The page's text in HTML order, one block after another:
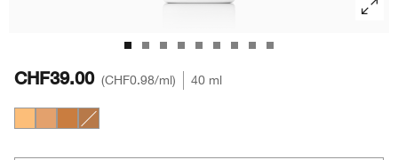
CHF39.00 CHF0.98/ml 40 ml